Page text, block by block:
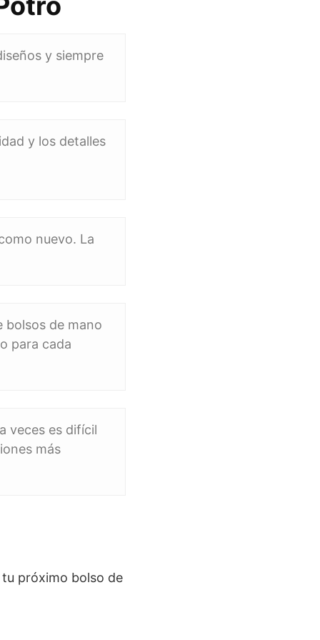
y siempre
y los detalles
nuevo. La
bolsos de mano
para cada
veces es difícil
más
próximo bolso de